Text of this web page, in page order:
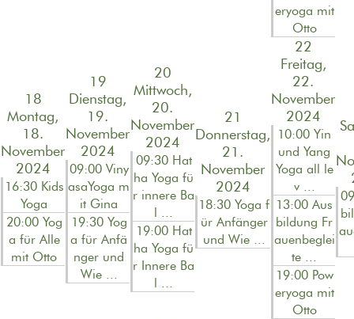
eryoga mit
Otto
18
Montag,
18.
November
2024
16:30 Kids
Yoga
20:00 Yog
a für Alle
mit Otto
19
Dienstag,
19.
November
2024
09:00 Viny
asaYoga m
it Gina
19:30 Yog
a für Anfä
nger und
Wie ...
20
Mittwoch,
20.
November
2024
09:30 Hat
ha Yoga fü
r innere Ba
l ...
19:00 Hat
ha Yoga fü
r Innere Ba
l ...
21
Donnerstag,
21.
November
2024
18:30 Yoga f
ür Anfänger
und Wie ...
22
Freitag,
22.
November
2024
10:00 Yin
und Yang
Yoga all le
v ...
13:00 Aus
bildung Fr
auenbeglei
te ...
19:00 Pow
eryoga mit
Otto